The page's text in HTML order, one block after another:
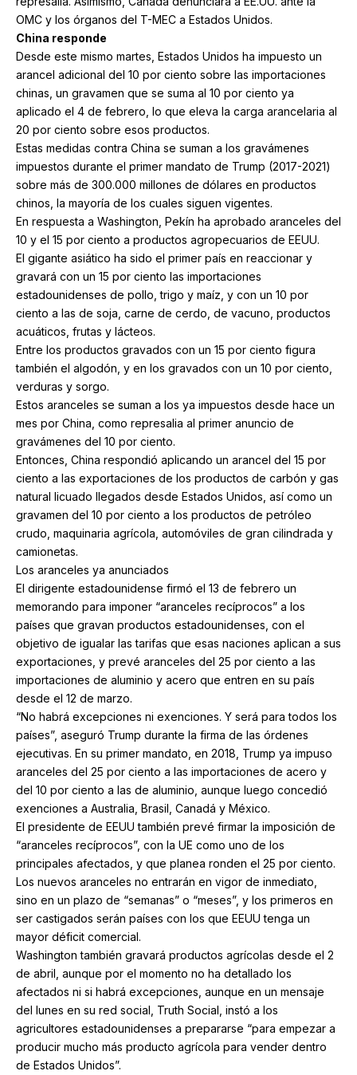
OMC y los órganos del T-MEC a Estados Unidos.
China responde
Desde este mismo martes, Estados Unidos ha impuesto un
arancel adicional del 10 por ciento sobre las importaciones
chinas, un gravamen que se suma al 10 por ciento ya
aplicado el 4 de febrero, lo que eleva la carga arancelaria al
20 por ciento sobre esos productos.
Estas medidas contra China se suman a los gravámenes
impuestos durante el primer mandato de Trump (2017-2021)
sobre más de 300.000 millones de dólares en productos
chinos, la mayoría de los cuales siguen vigentes.
En respuesta a Washington, Pekín ha aprobado aranceles del
10 y el 15 por ciento a productos agropecuarios de EEUU.
El gigante asiático ha sido el primer país en reaccionar y
gravará con un 15 por ciento las importaciones
estadounidenses de pollo, trigo y maíz, y con un 10 por
ciento a las de soja, carne de cerdo, de vacuno, productos
acuáticos, frutas y lácteos.
Entre los productos gravados con un 15 por ciento figura
también el algodón, y en los gravados con un 10 por ciento,
verduras y sorgo.
Estos aranceles se suman a los ya impuestos desde hace un
mes por China, como represalia al primer anuncio de
gravámenes del 10 por ciento.
Entonces, China respondió aplicando un arancel del 15 por
ciento a las exportaciones de los productos de carbón y gas
natural licuado llegados desde Estados Unidos, así como un
gravamen del 10 por ciento a los productos de petróleo
crudo, maquinaria agrícola, automóviles de gran cilindrada y
camionetas.
Los aranceles ya anunciados
El dirigente estadounidense firmó el 13 de febrero un
memorando para imponer “aranceles recíprocos” a los
países que gravan productos estadounidenses, con el
objetivo de igualar las tarifas que esas naciones aplican a sus
exportaciones, y prevé aranceles del 25 por ciento a las
importaciones de aluminio y acero que entren en su país
desde el 12 de marzo.
“No habrá excepciones ni exenciones. Y será para todos los
países”, aseguró Trump durante la firma de las órdenes
ejecutivas. En su primer mandato, en 2018, Trump ya impuso
aranceles del 25 por ciento a las importaciones de acero y
del 10 por ciento a las de aluminio, aunque luego concedió
exenciones a Australia, Brasil, Canadá y México.
El presidente de EEUU también prevé firmar la imposición de
“aranceles recíprocos”, con la UE como uno de los
principales afectados, y que planea ronden el 25 por ciento.
Los nuevos aranceles no entrarán en vigor de inmediato,
sino en un plazo de “semanas” o “meses”, y los primeros en
ser castigados serán países con los que EEUU tenga un
mayor déficit comercial.
Washington también gravará productos agrícolas desde el 2
de abril, aunque por el momento no ha detallado los
afectados ni si habrá excepciones, aunque en un mensaje
del lunes en su red social, Truth Social, instó a los
agricultores estadounidenses a prepararse “para empezar a
producir mucho más producto agrícola para vender dentro
de Estados Unidos”.